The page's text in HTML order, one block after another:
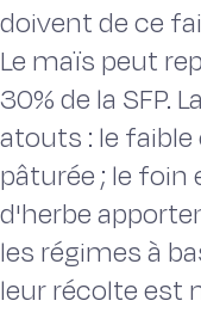
doivent de ce
Le maïs peut
30% de la SFP.
atouts : le
pâturée ; le foin
d'herbe
les régimes à
leur récolte est